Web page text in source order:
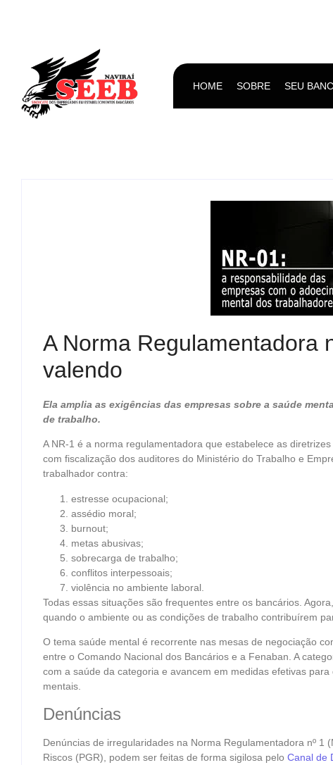
HOME SOBRE SEU
A Norma Regulamentadora
valendo
Ela amplia as exigências das empresas sobre a saúde
de trabalho.
A NR-1 é a norma regulamentadora que estabelece as
com fiscalização dos auditores do Ministério do Trabalho e
trabalhador contra:
estresse ocupacional;
assédio moral;
burnout;
metas abusivas;
sobrecarga de trabalho;
conflitos interpessoais;
violência no ambiente laboral.
Todas essas situações são frequentes entre os bancários.
quando o ambiente ou as condições de trabalho contribuírem
O tema saúde mental é recorrente nas mesas de negociação
entre o Comando Nacional dos Bancários e a Fenaban. A
com a saúde da categoria e avancem em medidas efetivas
mentais.
Denúncias
Denúncias de irregularidades na Norma Regulamentadora nº
Riscos (PGR), podem ser feitas de forma sigilosa pelo Canal de